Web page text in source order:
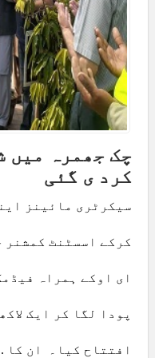
چک جھمرہ میں
کرد ی گئی
سیکرٹری مائینز
کرکے اسسٹنٹ کمشنر
ای اوکے ہمراہ
پودا لگا کر ایک
افتتاح کیا۔ ان کا